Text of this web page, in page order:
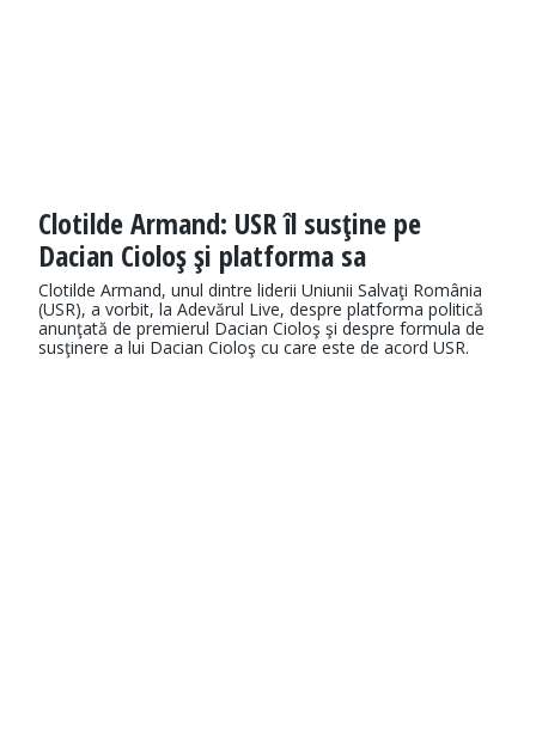
Clotilde Armand: USR îl susţine pe
Dacian Cioloş şi platforma sa
Clotilde Armand, unul dintre liderii Uniunii Salvaţi România
(USR), a vorbit, la Adevărul Live, despre platforma politică
anunţată de premierul Dacian Cioloş şi despre formula de
susţinere a lui Dacian Cioloş cu care este de acord USR.